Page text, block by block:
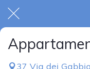
37 Via dei